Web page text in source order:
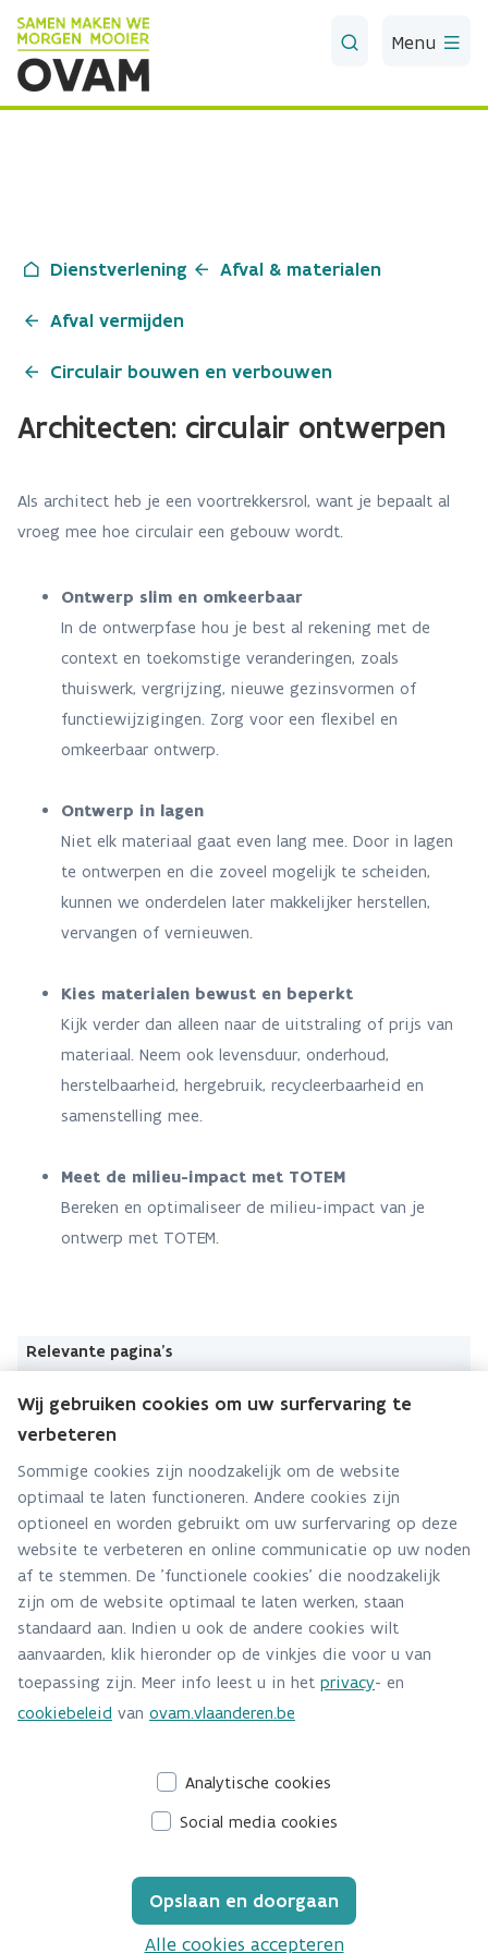
Skip to Main Content
Menu
Dienstverlening Afval & materialen
Afval vermijden
Circulair bouwen en verbouwen
Architecten: circulair ontwerpen
Als architect heb je een voortrekkersrol, want je bepaalt al
vroeg mee hoe circulair een gebouw wordt.
Ontwerp slim en omkeerbaar
In de ontwerpfase hou je best al rekening met de
context en toekomstige veranderingen, zoals
thuiswerk, vergrijzing, nieuwe gezinsvormen of
functiewijzigingen. Zorg voor een flexibel en
omkeerbaar ontwerp.
Ontwerp in lagen
Niet elk materiaal gaat even lang mee. Door in lagen
te ontwerpen en die zoveel mogelijk te scheiden,
kunnen we onderdelen later makkelijker herstellen,
vervangen of vernieuwen.
Kies materialen bewust en beperkt
Kijk verder dan alleen naar de uitstraling of prijs van
materiaal. Neem ook levensduur, onderhoud,
herstelbaarheid, hergebruik, recycleerbaarheid en
samenstelling mee.
Meet de milieu-impact met TOTEM
Bereken en optimaliseer de milieu-impact van je
ontwerp met TOTEM.
Relevante pagina's
Ontdek de TOTEM-tool
Relevante studies
Proeftuin circulair bouwen - urban mining
Wat is het optimalisatiepotentieel van uw woning?
Potentieelstudie TOTEM
Kostenstudie milieu-impact-optimalisaties
gebouwen
Klimaatimpact van (ver)bouwen in kaart
Wij gebruiken cookies om uw surfervaring te
verbeteren
Sommige cookies zijn noodzakelijk om de website
optimaal te laten functioneren. Andere cookies zijn
optioneel en worden gebruikt om uw surfervaring op deze
website te verbeteren en online communicatie op uw noden
af te stemmen. De 'functionele cookies' die noodzakelijk
zijn om de website optimaal te laten werken, staan
standaard aan. Indien u ook de andere cookies wilt
aanvaarden, klik hieronder op de vinkjes die voor u van
toepassing zijn. Meer info leest u in het privacy- en
cookiebeleid van ovam.vlaanderen.be
Analytische cookies
Social media cookies
Opslaan en doorgaan
Alle cookies accepteren